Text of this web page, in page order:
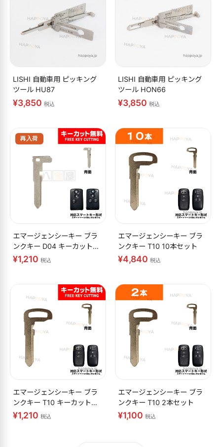
LISHI 自動車用 ピッキング
ツール HU87
¥3,850 税込
LISHI 自動車用 ピッキング
ツール HON66
¥3,850 税込
再入荷
エマージェンシーキー ブラ
ンクキー D04 キーカット無
料
¥1,210 税込
エマージェンシーキー ブラ
ンクキー T10 10本セット
¥4,840 税込
エマージェンシーキー ブラ
ンクキー T10 キーカット無
料
¥1,210 税込
エマージェンシーキー ブラ
ンクキー T10 2本セット
¥1,100 税込